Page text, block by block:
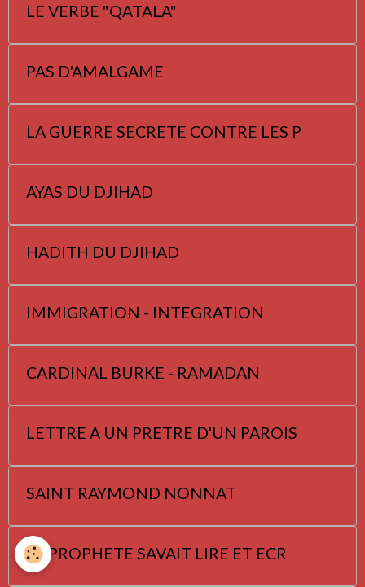
LE VERBE "QATALA"
PAS D'AMALGAME
LA GUERRE SECRETE CONTRE LES P
AYAS DU DJIHAD
HADITH DU DJIHAD
IMMIGRATION - INTEGRATION
CARDINAL BURKE - RAMADAN
LETTRE A UN PRETRE D'UN PAROIS
SAINT RAYMOND NONNAT
LE PROPHETE SAVAIT LIRE ET ECR